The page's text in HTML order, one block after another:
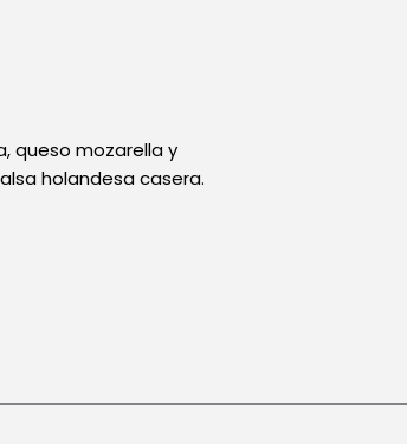
queso mozarella y
holandesa casera.